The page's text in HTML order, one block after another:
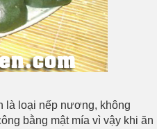
là loại nếp nương, không
bằng mật mía vì vậy khi ăn